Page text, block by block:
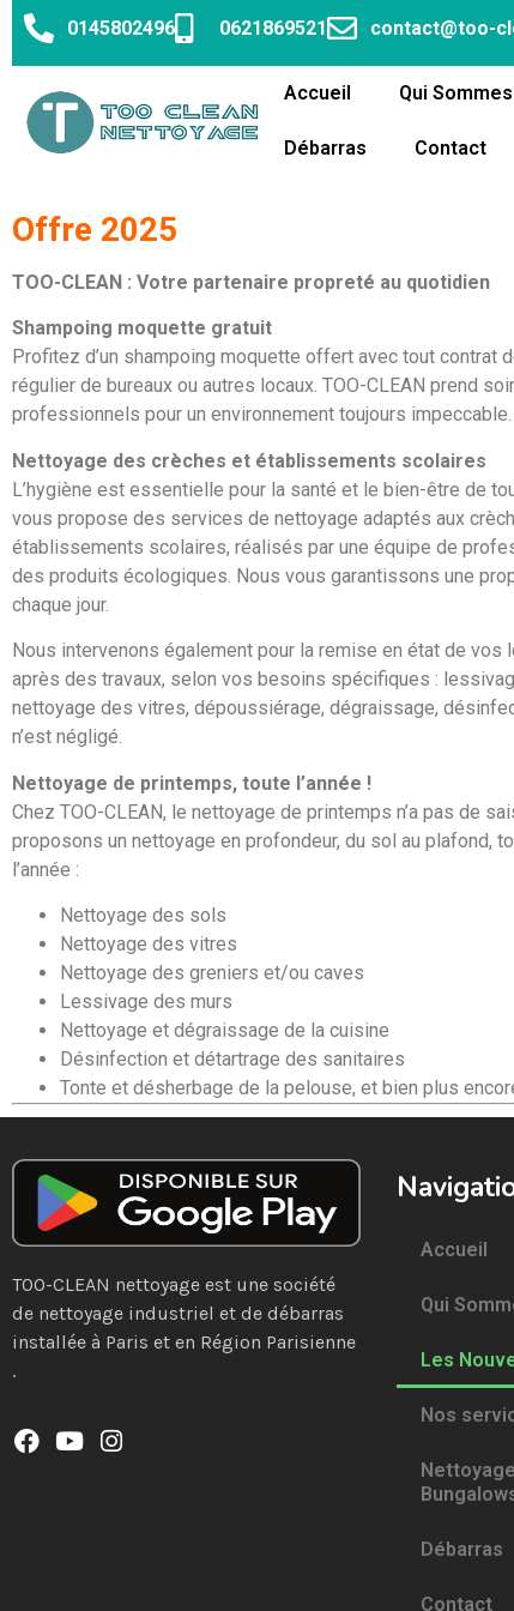
0145802496 0621869521 contact@too-
Accueil Qui
Débarras Contact
Offre 2025
TOO-CLEAN : Votre partenaire propreté au quotidien
Shampoing moquette gratuit
Profitez d’un shampoing moquette offert avec tout contrat
régulier de bureaux ou autres locaux. TOO-CLEAN prend
professionnels pour un environnement toujours impeccable.
Nettoyage des crèches et établissements scolaires
L’hygiène est essentielle pour la santé et le bien-être de
vous propose des services de nettoyage adaptés aux
établissements scolaires, réalisés par une équipe de
des produits écologiques. Nous vous garantissons une
chaque jour.
Nous intervenons également pour la remise en état de vos
après des travaux, selon vos besoins spécifiques :
nettoyage des vitres, dépoussiérage, dégraissage,
n’est négligé.
Nettoyage de printemps, toute l’année !
Chez TOO-CLEAN, le nettoyage de printemps n’a pas de
proposons un nettoyage en profondeur, du sol au plafond,
l’année :
Nettoyage des sols
Nettoyage des vitres
Nettoyage des greniers et/ou caves
Lessivage des murs
Nettoyage et dégraissage de la cuisine
Désinfection et détartrage des sanitaires
Tonte et désherbage de la pelouse, et bien plus
TOO-CLEAN nettoyage est une société
de nettoyage industriel et de débarras
installée à Paris et en Région Parisienne
.
Accueil
Qui
Les
Nos
Débarras
Contact